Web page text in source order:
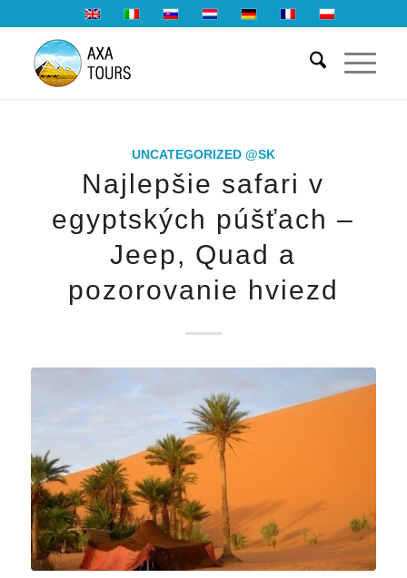
UNCATEGORIZED @SK
Najlepšie safari v
egyptských púšťach –
Jeep, Quad a
pozorovanie hviezd